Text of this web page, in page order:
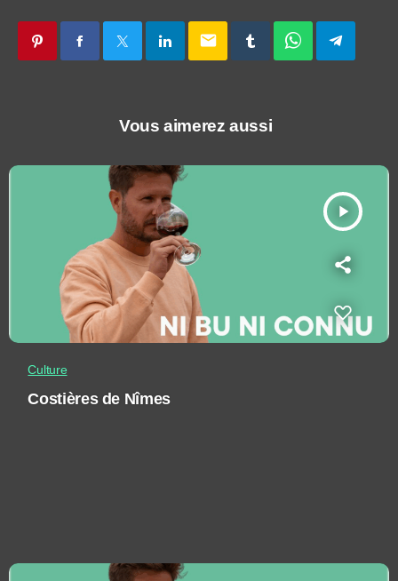
email
Vous aimerez aussi
play_arrow
Culture
Costières de Nîmes